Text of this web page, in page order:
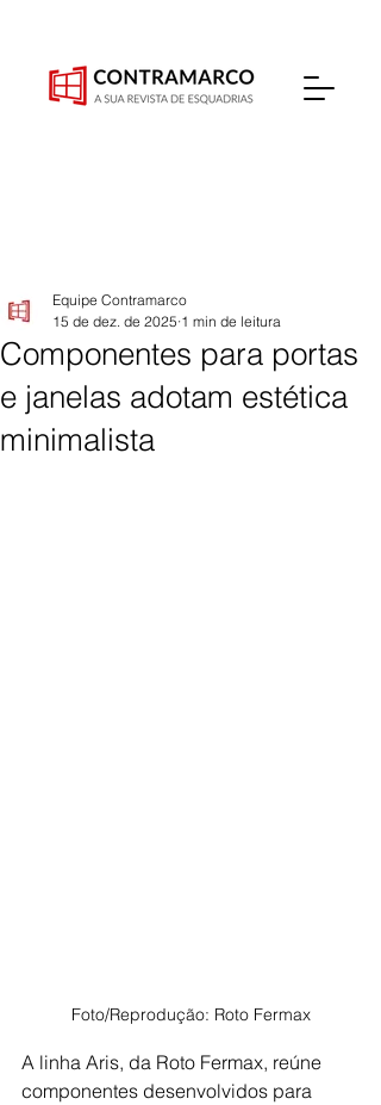
Componentes para portas
e janelas adotam estética
minimalista
Equipe Contramarco
15 de dez. de 2025 1 min de leitura
Foto/Reprodução: Roto Fermax
A linha Aris, da Roto Fermax, reúne
componentes desenvolvidos para